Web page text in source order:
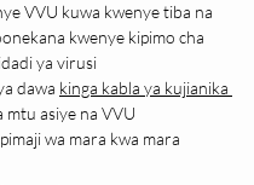
VVU kuwa kwenye tiba na
kwenye kipimo cha
ya virusi
dawa kinga kabla ya kujianika
mtu asiye na VVU
wa mara kwa mara